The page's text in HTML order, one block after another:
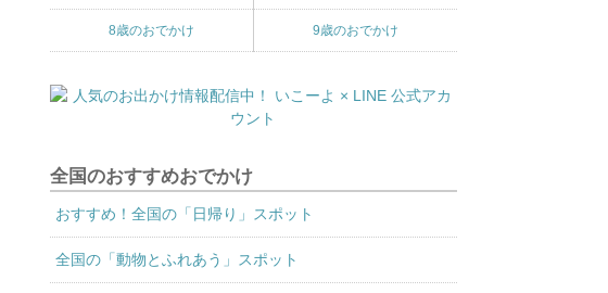
8歳のおでかけ 9歳のおでかけ
全国のおすすめおでかけ
おすすめ！全国の「日帰り」スポット
全国の「動物とふれあう」スポット